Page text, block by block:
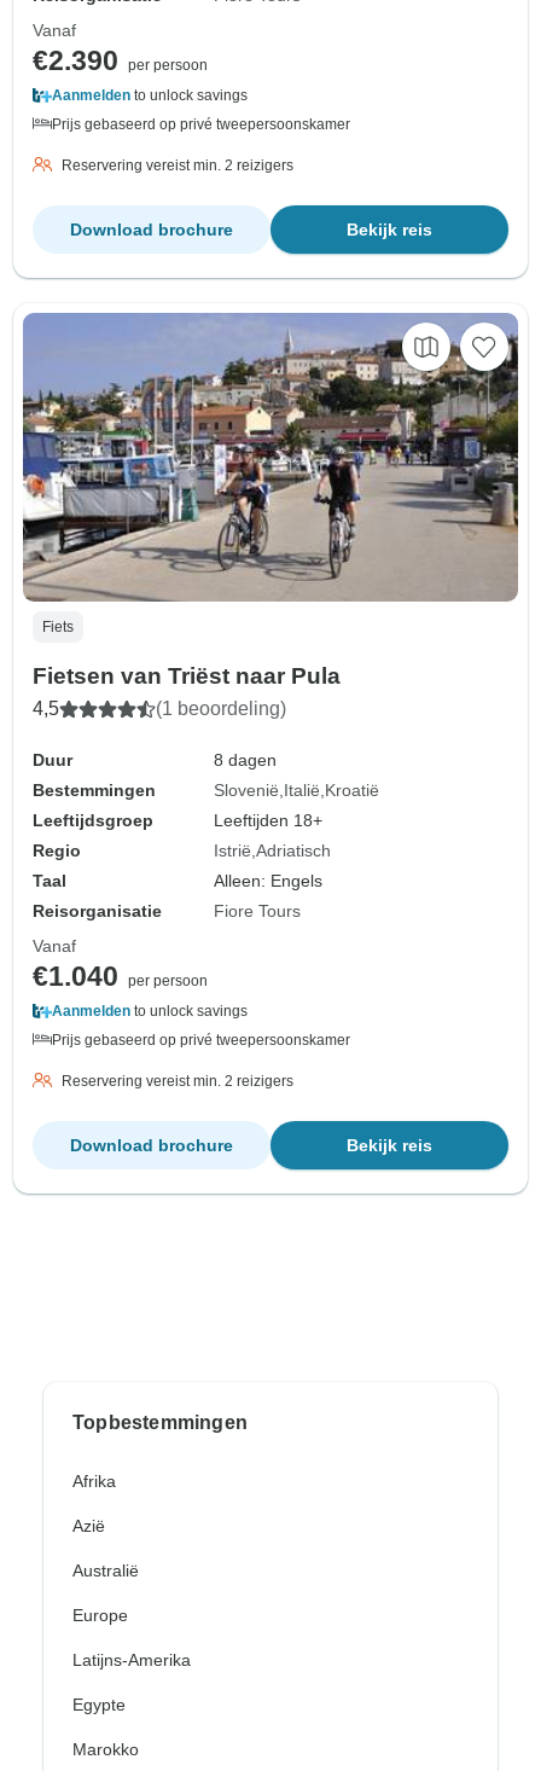
Vanaf
€2.390
per persoon
Aanmelden to unlock savings
Prijs gebaseerd op privé tweepersoonskamer
Reservering vereist min. 2 reizigers
Bekijk reis
Download brochure
Fiets
Fietsen van Triëst naar Pula
4,5 (1 beoordeling)
Duur
8 dagen
Bestemmingen
Slovenië Italië Kroatië
Leeftijdsgroep
Leeftijden 18+
Regio
Istrië Adriatisch
Taal
Alleen: Engels
Reisorganisatie
Fiore Tours
Vanaf
€1.040
per persoon
Aanmelden to unlock savings
Prijs gebaseerd op privé tweepersoonskamer
Reservering vereist min. 2 reizigers
Bekijk reis
Download brochure
Topbestemmingen
Afrika
Azië
Australië
Europe
Latijns-Amerika
Egypte
Marokko